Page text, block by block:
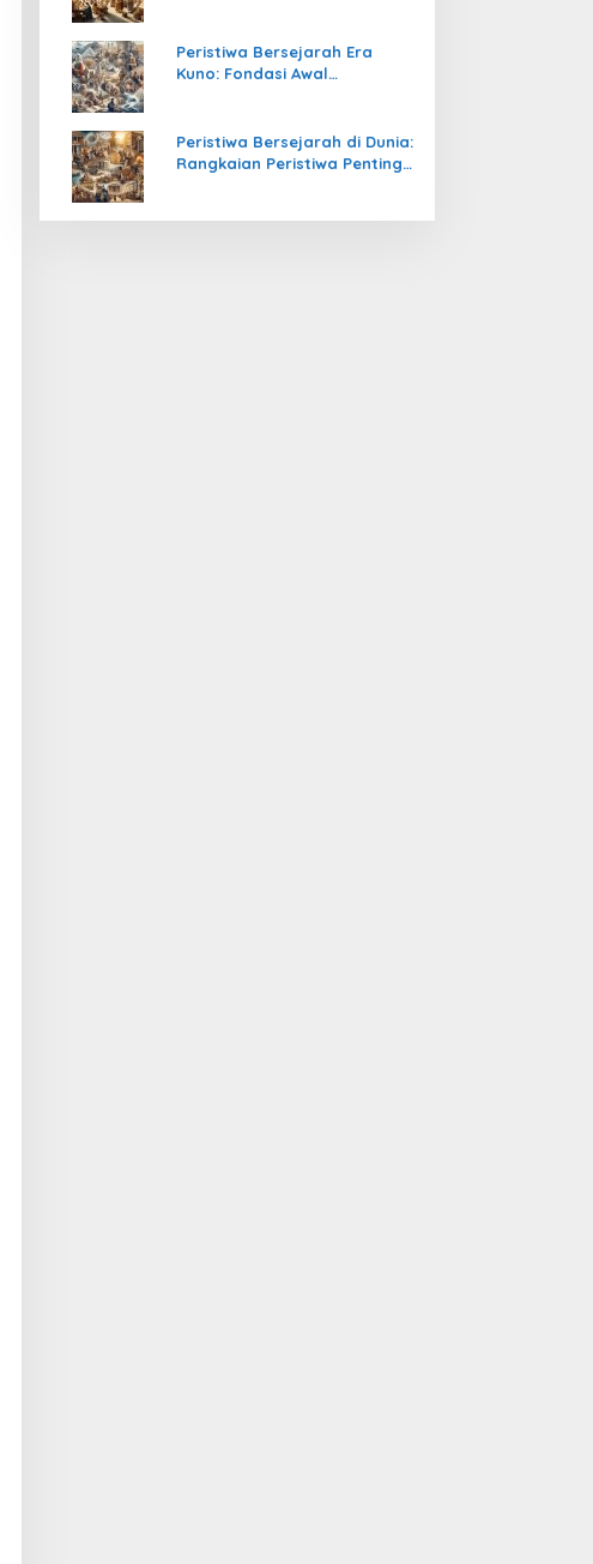
Peristiwa Bersejarah Era
Kuno: Fondasi Awal
Peristiwa Bersejarah di Dunia:
Rangkaian Peristiwa Penting